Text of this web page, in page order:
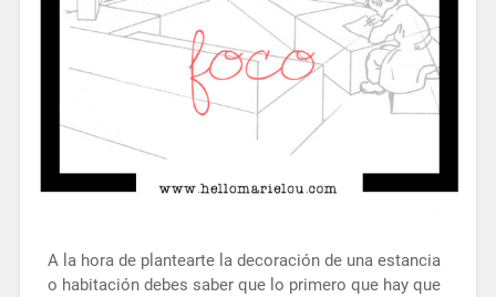
A la hora de plantearte la decoración de una estancia
o habitación debes saber que lo primero que hay que